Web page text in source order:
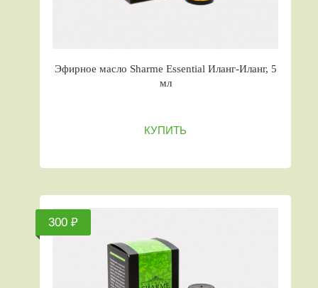
Эфирное масло Sharme Essential Иланг-Иланг, 5
мл
КУПИТЬ
300 ₽